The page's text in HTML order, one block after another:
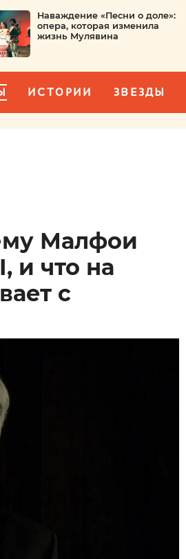
Наваждение «Песни о доле»:
опера, которая изменила
жизнь Мулявина
ИСТОРИИ ЗВЕЗДЫ
Малфои
и что на
с